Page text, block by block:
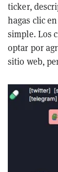
ticker,
hagas clic
simple. Los
optar por
sitio web,